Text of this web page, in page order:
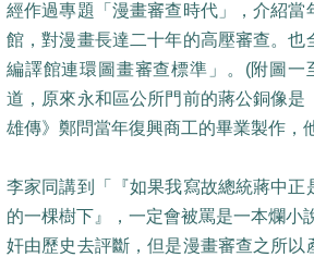
經作過專題「漫畫審查時代」，介紹當
館，對漫畫長達二十年的高壓審查。也
編譯館連環圖畫審查標準」。(附圖一
道，原來永和區公所門前的蔣公銅像是
雄傳》鄭問當年復興商工的畢業製作，
李家同講到「『如果我寫故總統蔣中正
的一棵樹下』，一定會被罵是一本爛小
奸由歷史去評斷，但是漫畫審查之所以